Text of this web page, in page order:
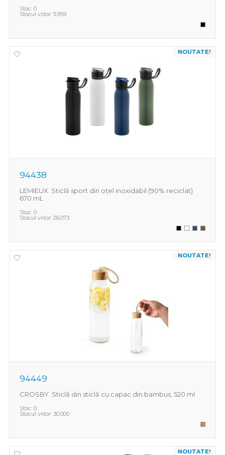
Stoc: 0
Stocul viitor: 5.959
NOUTATE!
94438
LEMIEUX. Sticlă sport din oțel inoxidabil (90% reciclat)
670 mL
Stoc: 0
Stocul viitor: 26.073
NOUTATE!
94449
CROSBY. Sticlă din sticlă cu capac din bambus, 520 ml
Stoc: 0
Stocul viitor: 30.000
NOUTATE!